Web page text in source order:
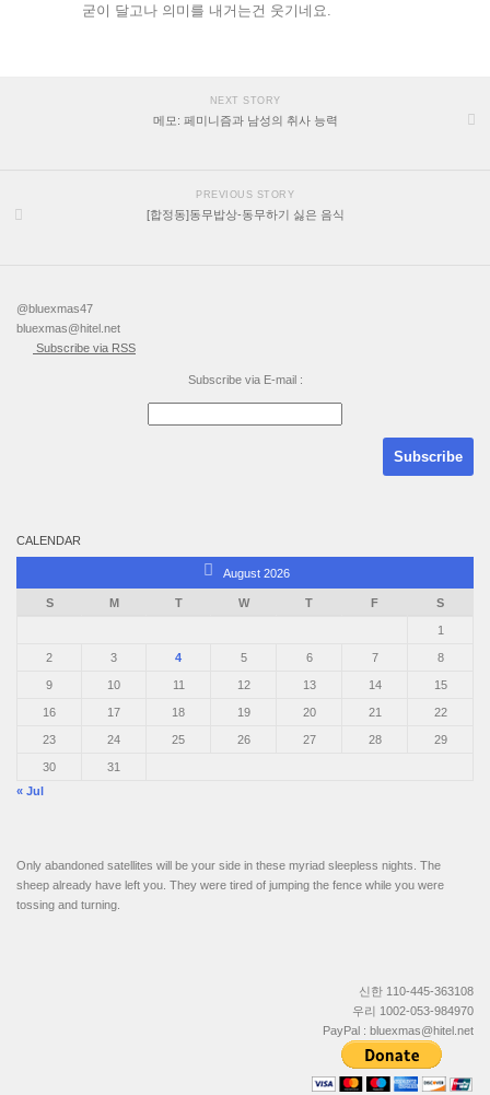
굳이 달고나 의미를 내거는건 웃기네요.
NEXT STORY
메모: 페미니즘과 남성의 취사 능력
PREVIOUS STORY
[합정동]동무밥상-동무하기 싫은 음식
@bluexmas47
bluexmas@hitel.net
Subscribe via RSS
Subscribe via E-mail :
CALENDAR
August 2026
S M T W T F S
1
2 3 4 5 6 7 8
9 10 11 12 13 14 15
16 17 18 19 20 21 22
23 24 25 26 27 28 29
30
31
« Jul
Only abandoned satellites will be your side in these myriad sleepless nights. The
sheep already have left you. They were tired of jumping the fence while you were
tossing and turning.
신한 110-445-363108
우리 1002-053-984970
PayPal : bluexmas@hitel.net